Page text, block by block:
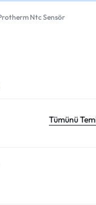
Ntc Sensör
Tümünü